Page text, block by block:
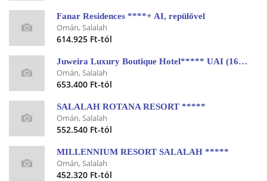
Fanar Residences ****+ AI, repülővel
Omán, Salalah
614.925 Ft-tól
Juweira Luxury Boutique Hotel***** UAI (16+), repülővel
Omán, Salalah
653.400 Ft-tól
SALALAH ROTANA RESORT *****
Omán, Salalah
552.540 Ft-tól
MILLENNIUM RESORT SALALAH *****
Omán, Salalah
452.320 Ft-tól